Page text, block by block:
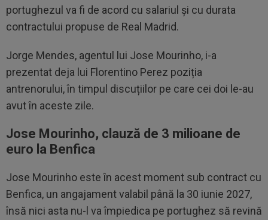
portughezul va fi de acord cu salariul și cu durata
contractului propuse de Real Madrid.
Jorge Mendes, agentul lui Jose Mourinho, i-a
prezentat deja lui Florentino Perez poziția
antrenorului, în timpul discuțiilor pe care cei doi le-au
avut în aceste zile.
Jose Mourinho, clauză de 3 milioane de
euro la Benfica
Jose Mourinho este în acest moment sub contract cu
Benfica, un angajament valabil până la 30 iunie 2027,
însă nici asta nu-l va împiedica pe portughez să revină